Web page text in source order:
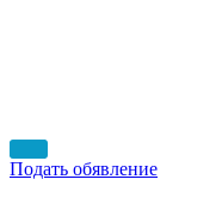
Подать обявление